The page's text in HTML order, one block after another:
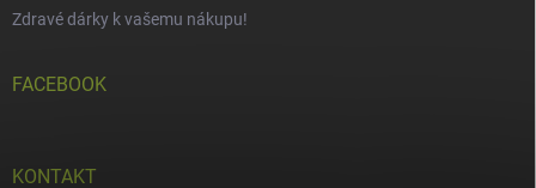
Zdravé dárky k vašemu nákupu!
FACEBOOK
KONTAKT